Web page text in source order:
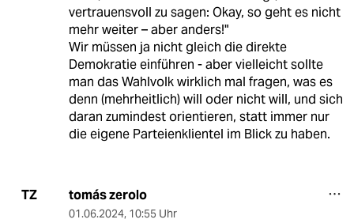
vertrauensvoll zu sagen: Okay, so geht es nicht
mehr weiter – aber anders!"
Wir müssen ja nicht gleich die direkte
Demokratie einführen - aber vielleicht sollte
man das Wahlvolk wirklich mal fragen, was es
denn (mehrheitlich) will oder nicht will, und sich
daran zumindest orientieren, statt immer nur
die eigene Parteienklientel im Blick zu haben.
TZ tomás zerolo
01.06.2024, 10:55 Uhr